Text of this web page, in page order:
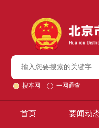
搜本网 一网通查
首页 要闻动